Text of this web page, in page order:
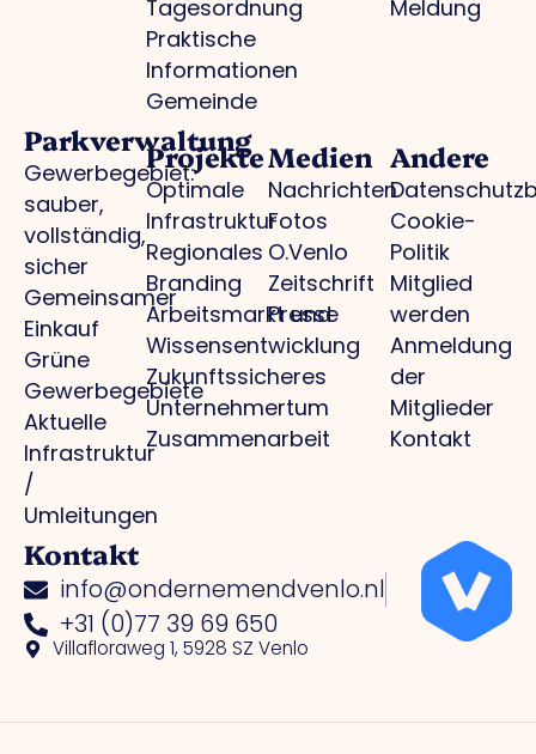
Tagesordnung
Praktische
Informationen
Gemeinde
Meldung
Parkverwaltung
Gewerbegebiet:
sauber,
vollständig,
sicher
Gemeinsamer
Einkauf
Grüne
Gewerbegebiete
Aktuelle
Infrastruktur
/
Umleitungen
Projekte
Optimale
Infrastruktur
Regionales
Branding
Arbeitsmarkt und
Wissensentwicklung
Zukunftssicheres
Unternehmertum
Zusammenarbeit
Medien
Nachrichten
Fotos
O.Venlo
Zeitschrift
Presse
Andere
Cookie-
Politik
Mitglied
werden
Anmeldung
der
Mitglieder
Kontakt
Kontakt
info@ondernemendvenlo.nl
+31 (0)77 39 69 650
Villafloraweg 1, 5928 SZ Venlo